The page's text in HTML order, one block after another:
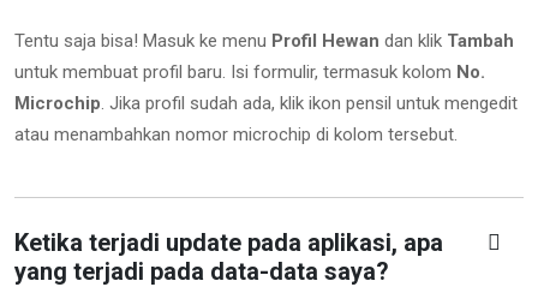
Tentu saja bisa! Masuk ke menu Profil Hewan dan klik Tambah
untuk membuat profil baru. Isi formulir, termasuk kolom No.
Microchip. Jika profil sudah ada, klik ikon pensil untuk mengedit
atau menambahkan nomor microchip di kolom tersebut.
Ketika terjadi update pada aplikasi, apa
yang terjadi pada data-data saya?